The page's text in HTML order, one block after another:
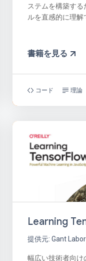
ステムを構築す
ルを直感的に理解
書籍を見る
コード 理論
Learning
提供元: Gant
幅広い技術者向け